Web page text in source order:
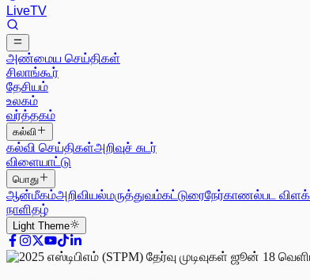
LiveTV
அண்மைய செய்திகள்
சிலாங்கூர்
தேசியம்
உலகம்
வர்த்தகம்
கல்வி
கல்வி செய்திகள்அறிவுச் சுடர்
விளையாட்டு
பொது
ஆன்மீகம்அறிவியல்மருத்துவம்கட்டுரைநேர்காணல்பட
நாளிதழ்
Light Theme